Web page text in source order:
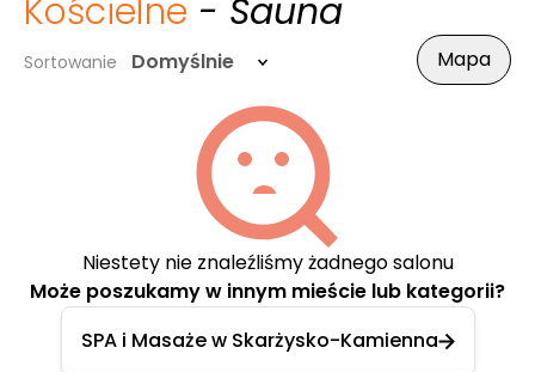
Kościelne - Sauna
Sortowanie Domyślnie Mapa
Niestety nie znaleźliśmy żadnego salonu
Może poszukamy w innym mieście lub kategorii?
SPA i Masaże w Skarżysko-Kamienna